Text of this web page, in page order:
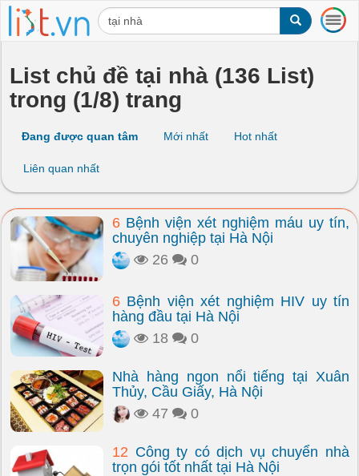
T
o
a
t
i
List chủ đề tại nhà (136 List)
trong (1/8) trang
Đang được quan tâm Mới nhất Hot nhất
Liên quan nhất
6 Bệnh viện xét nghiệm máu uy tín,
chuyên nghiệp tại Hà Nội
26
0
6 Bệnh viện xét nghiệm HIV uy tín
hàng đầu tại Hà Nội
18
0
Nhà hàng ngon nổi tiếng tại Xuân
Thủy, Cầu Giấy, Hà Nội
47
0
12 Công ty có dịch vụ chuyển nhà
trọn gói tốt nhất tại Hà Nội